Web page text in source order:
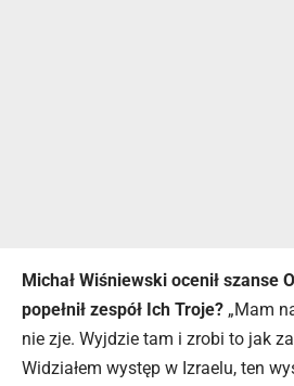
Michał Wiśniewski ocenił szanse
popełnił zespół Ich Troje? „Mam
nie zje. Wyjdzie tam i zrobi to jak
Widziałem występ w Izraelu, ten